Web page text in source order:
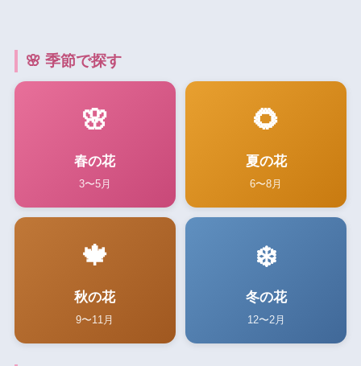
🌸 季節で探す
🌸
春の花
3〜5月
🌻
夏の花
6〜8月
🍁
秋の花
9〜11月
❄️
冬の花
12〜2月